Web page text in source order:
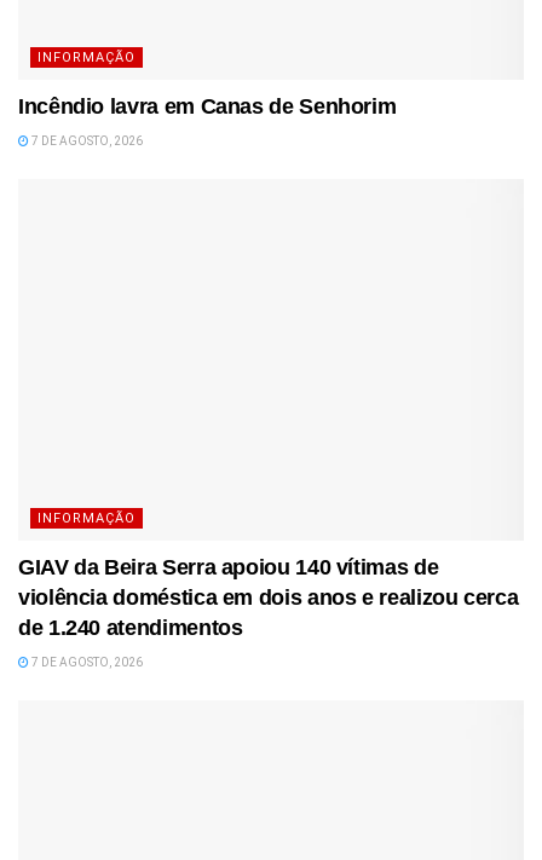
INFORMAÇÃO
Incêndio lavra em Canas de Senhorim
7 DE AGOSTO, 2026
INFORMAÇÃO
GIAV da Beira Serra apoiou 140 vítimas de
violência doméstica em dois anos e realizou cerca
de 1.240 atendimentos
7 DE AGOSTO, 2026